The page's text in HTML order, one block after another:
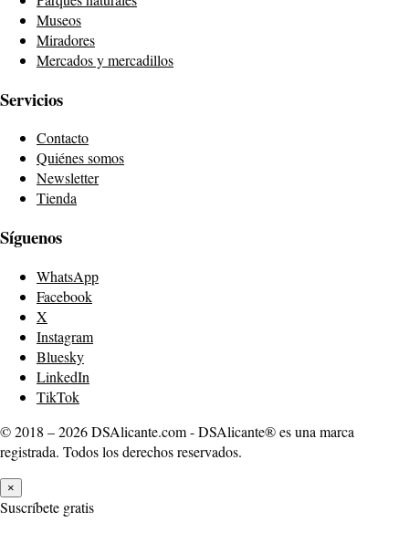
Museos
Miradores
Mercados y mercadillos
Servicios
Contacto
Quiénes somos
Newsletter
Tienda
Síguenos
WhatsApp
Facebook
X
Instagram
Bluesky
LinkedIn
TikTok
© 2018 – 2026 DSAlicante.com - DSAlicante® es una marca
registrada. Todos los derechos reservados.
×
Suscríbete gratis